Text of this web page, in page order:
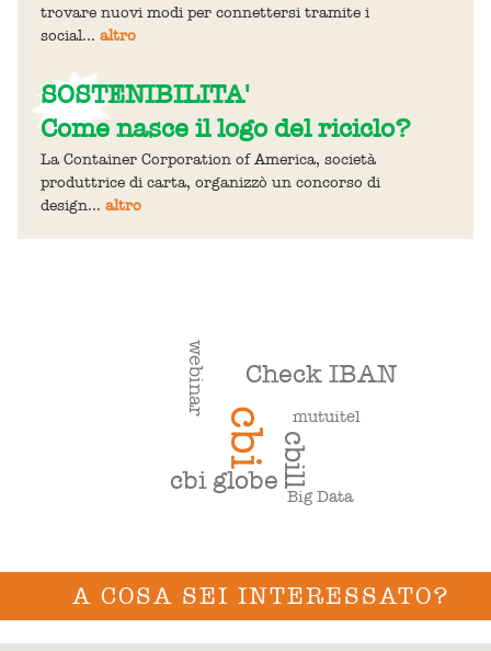
trovare nuovi modi per connettersi tramite i
social... altro
SOSTENIBILITA'
Come nasce il logo del riciclo?
La Container Corporation of America, società
produttrice di carta, organizzò un concorso di
design... altro
cbi cbill
cbi globe
Check IBAN
webinar
mutuitel
Big Data
A COSA SEI INTERESSATO?